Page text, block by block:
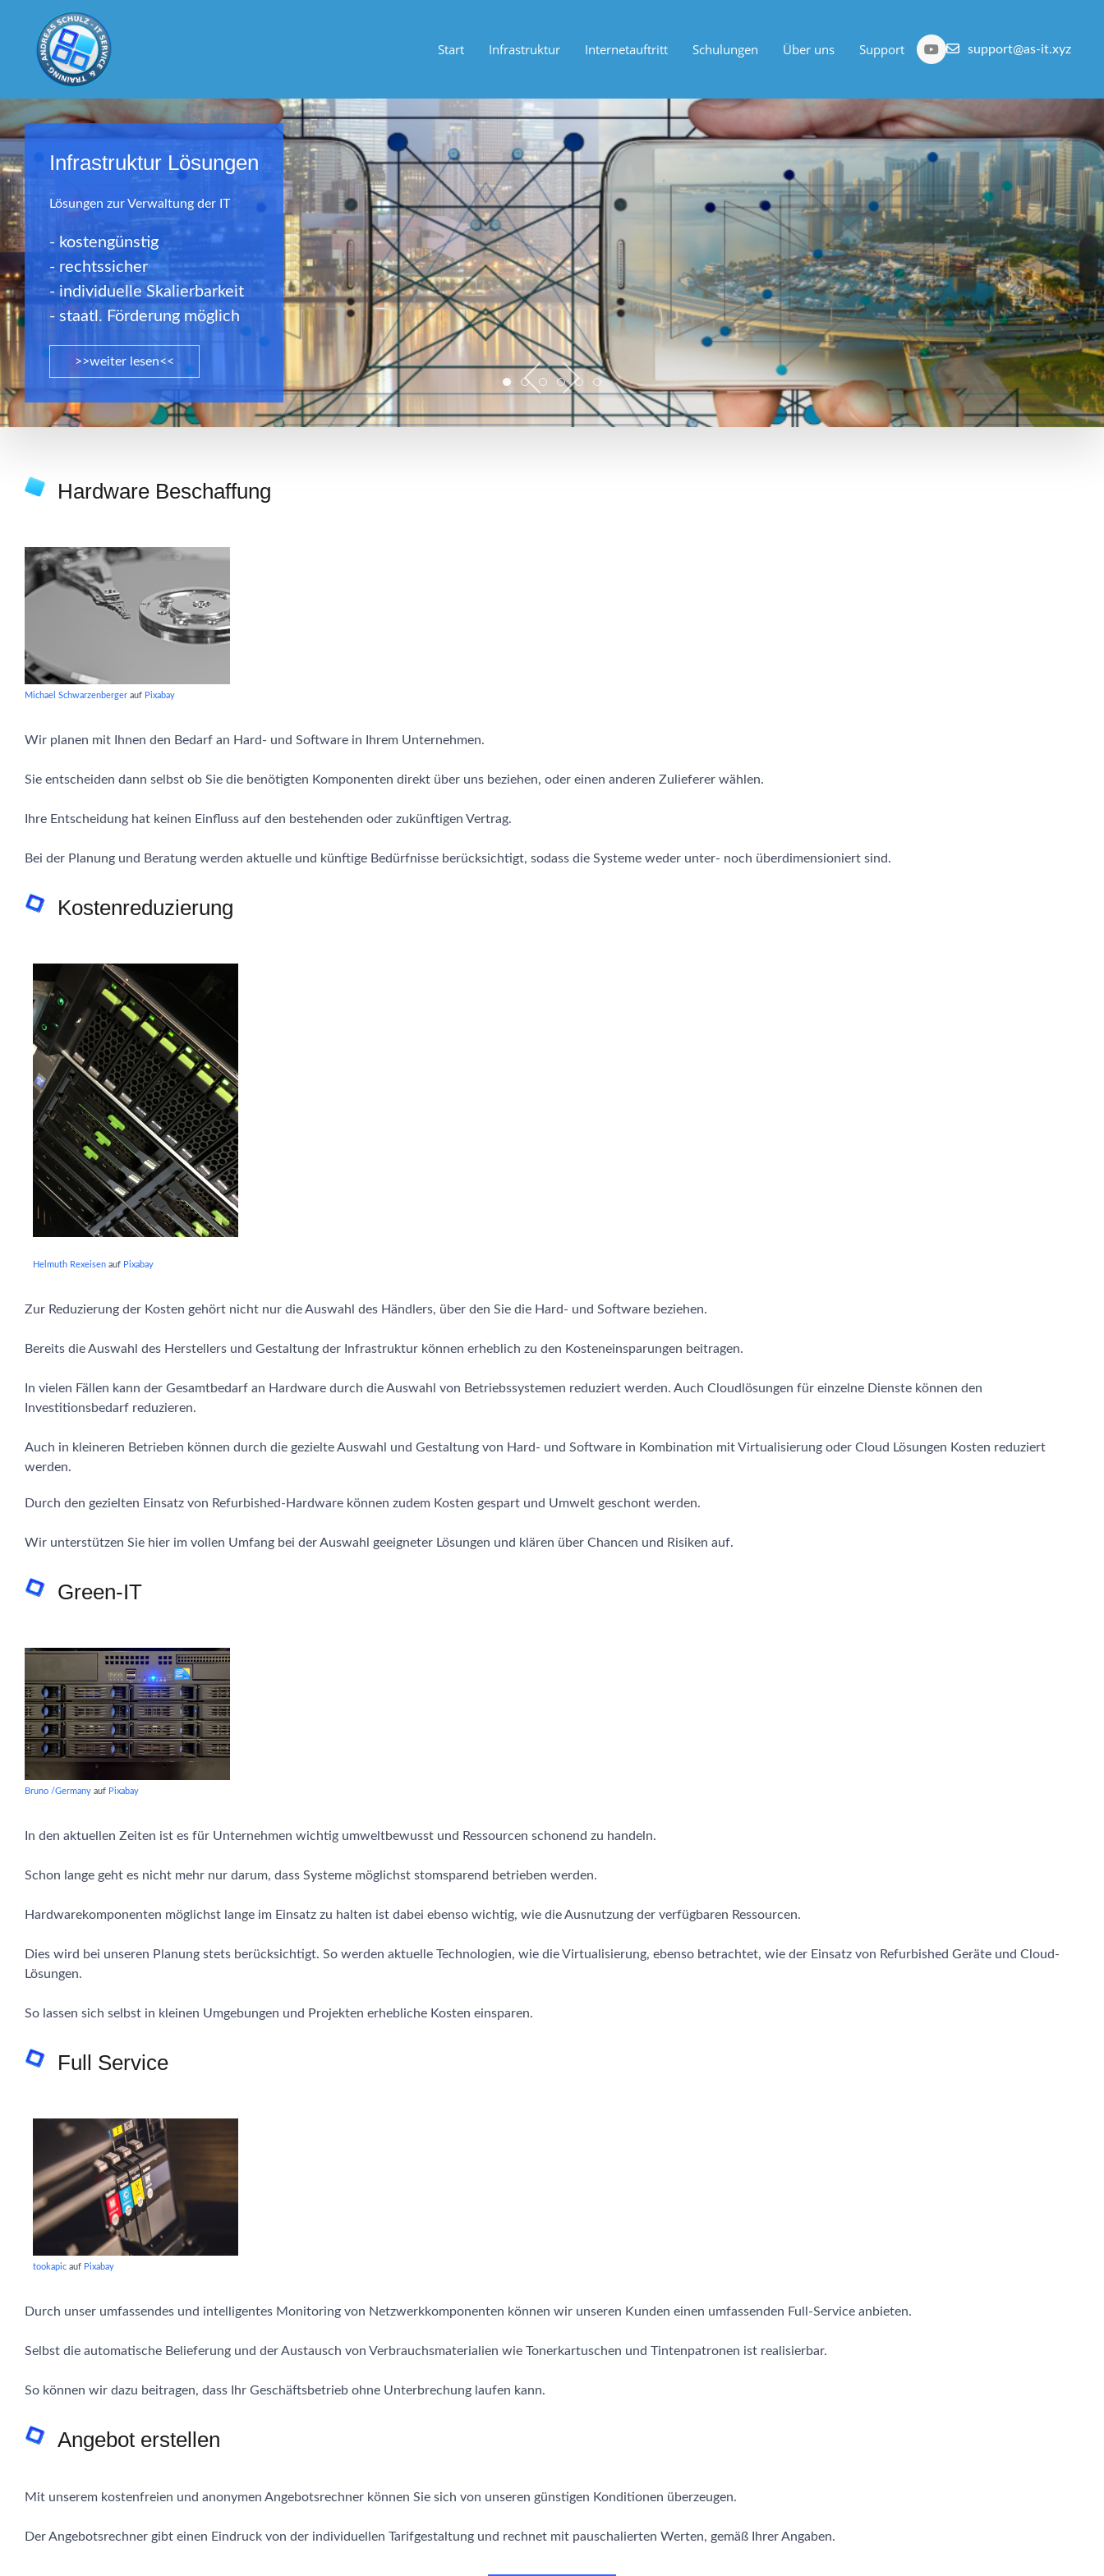
Start Infrastruktur Internetauftritt Schulungen Über uns Support support@as-it.xyz
Infrastruktur Lösungen
Lösungen zur Verwaltung der IT
- kostengünstig
- rechtssicher
- individuelle Skalierbarkeit
- staatl. Förderung möglich
>>weiter lesen<<
Hardware Beschaffung
Michael Schwarzenberger auf Pixabay
Wir planen mit Ihnen den Bedarf an Hard- und Software in Ihrem Unternehmen.
Sie entscheiden dann selbst ob Sie die benötigten Komponenten direkt über uns beziehen, oder einen anderen Zulieferer wählen.
Ihre Entscheidung hat keinen Einfluss auf den bestehenden oder zukünftigen Vertrag.
Bei der Planung und Beratung werden aktuelle und künftige Bedürfnisse berücksichtigt, sodass die Systeme weder unter- noch überdimensioniert sind.
Kostenreduzierung
Helmuth Rexeisen auf Pixabay
Zur Reduzierung der Kosten gehört nicht nur die Auswahl des Händlers, über den Sie die Hard- und Software beziehen.
Bereits die Auswahl des Herstellers und Gestaltung der Infrastruktur können erheblich zu den Kosteneinsparungen beitragen.
In vielen Fällen kann der Gesamtbedarf an Hardware durch die Auswahl von Betriebssystemen reduziert werden. Auch Cloudlösungen für einzelne Dienste können den
Investitionsbedarf reduzieren.
Auch in kleineren Betrieben können durch die gezielte Auswahl und Gestaltung von Hard- und Software in Kombination mit Virtualisierung oder Cloud Lösungen Kosten reduziert
werden.
Durch den gezielten Einsatz von Refurbished-Hardware können zudem Kosten gespart und Umwelt geschont werden.
Wir unterstützen Sie hier im vollen Umfang bei der Auswahl geeigneter Lösungen und klären über Chancen und Risiken auf.
Green-IT
Bruno /Germany auf Pixabay
In den aktuellen Zeiten ist es für Unternehmen wichtig umweltbewusst und Ressourcen schonend zu handeln.
Schon lange geht es nicht mehr nur darum, dass Systeme möglichst stomsparend betrieben werden.
Hardwarekomponenten möglichst lange im Einsatz zu halten ist dabei ebenso wichtig, wie die Ausnutzung der verfügbaren Ressourcen.
Dies wird bei unseren Planung stets berücksichtigt. So werden aktuelle Technologien, wie die Virtualisierung, ebenso betrachtet, wie der Einsatz von Refurbished Geräte und Cloud-
Lösungen.
So lassen sich selbst in kleinen Umgebungen und Projekten erhebliche Kosten einsparen.
Full Service
tookapic auf Pixabay
Durch unser umfassendes und intelligentes Monitoring von Netzwerkkomponenten können wir unseren Kunden einen umfassenden Full-Service anbieten.
Selbst die automatische Belieferung und der Austausch von Verbrauchsmaterialien wie Tonerkartuschen und Tintenpatronen ist realisierbar.
So können wir dazu beitragen, dass Ihr Geschäftsbetrieb ohne Unterbrechung laufen kann.
Angebot erstellen
Mit unserem kostenfreien und anonymen Angebotsrechner können Sie sich von unseren günstigen Konditionen überzeugen.
Der Angebotsrechner gibt einen Eindruck von der individuellen Tarifgestaltung und rechnet mit pauschalierten Werten, gemäß Ihrer Angaben.